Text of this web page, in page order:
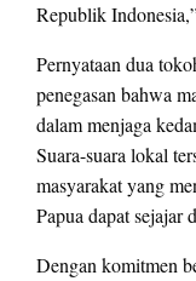
Republik
Pernyataan dua
penegasan bahwa
dalam menjaga
Suara-suara lokal
masyarakat yang
Papua dapat sejajar
Dengan komitmen